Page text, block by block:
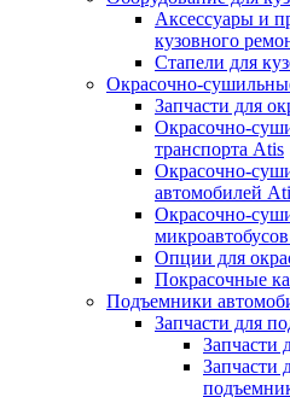
Аксессуары и
кузовного
Стапели для
Окрасочно-
Запчасти для
Окрасочно-
транспорта Atis
Окрасочно-
автомобилей
Окрасочно-
Опции для
Покрасочные
Подъемники
Запчасти для
Запчасти
Запчасти